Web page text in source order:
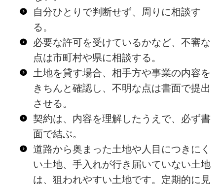
自分ひとりで判断せず、周りに相談す
る。
必要な許可を受けているかなど、不審な
点は市町村や県に相談する。
土地を貸す場合、相手方や事業の内容を
きちんと確認し、不明な点は書面で提出
させる。
契約は、内容を理解したうえで、必ず書
面で結ぶ。
道路から奥まった土地や人目につきにく
い土地、手入れが行き届いていない土地
は、狙われやすい土地です。定期的に見